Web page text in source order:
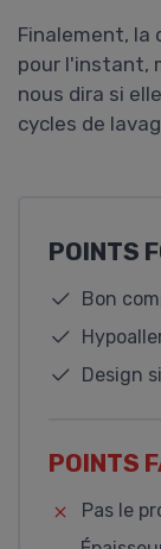
Finalement, la
pour l'instant,
nous dira si
cycles de
POINTS
Bon
Design
POINTS
Pas le